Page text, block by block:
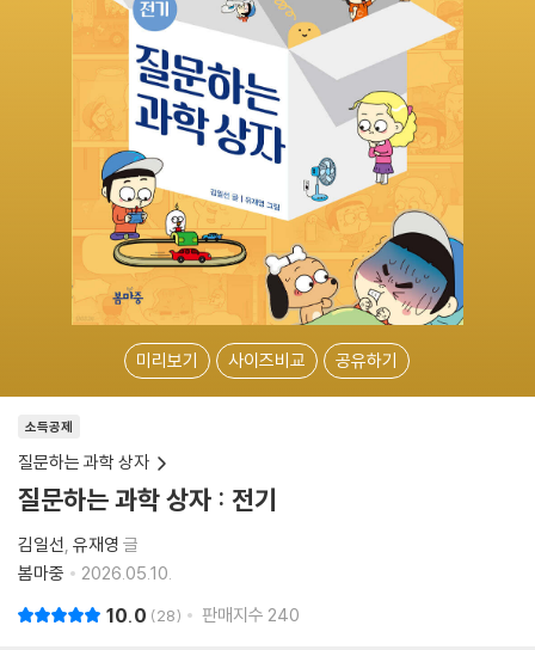
미리보기 사이즈비교 공유하기
소득공제
질문하는 과학 상자
질문하는 과학 상자 : 전기
김일선 유재영 글
봄마중
2026.05.10.
10.0 28 판매지수 240